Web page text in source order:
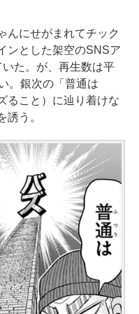
にせがまれてチック
ンとした架空のSNSア
た。が、再生数は平
。銀次の「普通は
ること）に辿り着けな
誘う。